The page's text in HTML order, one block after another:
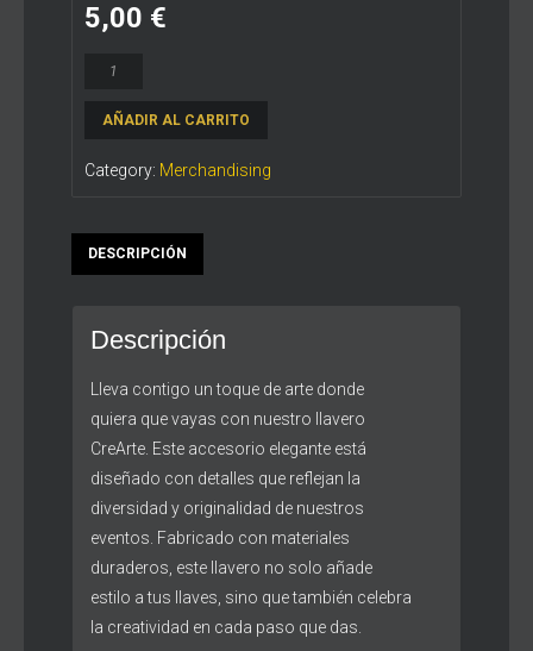
5,00 €
Llavero
AÑADIR AL CARRITO
Category: Merchandising
DESCRIPCIÓN
Descripción
Lleva contigo un toque de arte donde
quiera que vayas con nuestro llavero
CreArte. Este accesorio elegante está
diseñado con detalles que reflejan la
diversidad y originalidad de nuestros
eventos. Fabricado con materiales
duraderos, este llavero no solo añade
estilo a tus llaves, sino que también celebra
la creatividad en cada paso que das.